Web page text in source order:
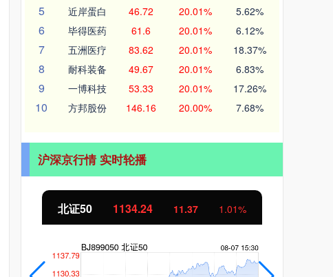
5 近岸蛋白 46.72 20.01% 5.62%
6 毕得医药 61.6 20.01% 6.12%
7 五洲医疗 83.62 20.01% 18.37%
8 耐科装备 49.67 20.01% 6.83%
9 一博科技 53.33 20.01% 17.26%
10 方邦股份 146.16 20.00% 7.68%
沪深京行情 实时轮播
创业板指 3563.12 47.56 1.35%